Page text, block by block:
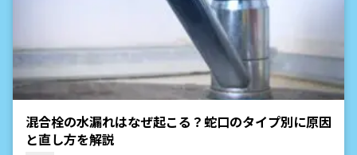
混合栓の水漏れはなぜ起こる？蛇口のタイプ別に原因
と直し方を解説